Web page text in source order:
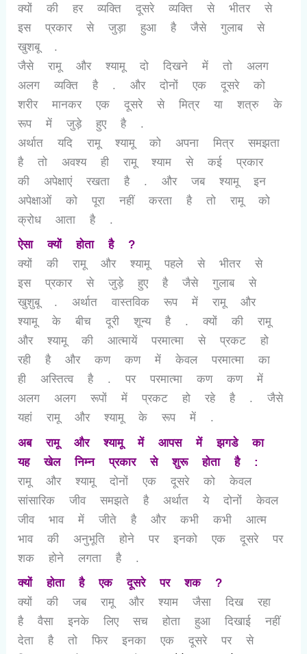
क्यों की हर व्यक्ति दूसरे व्यक्ति से भीतर से
इस प्रकार से जुड़ा हुआ है जैसे गुलाब से
खुशबू .
जैसे रामू और श्यामू दो दिखने में तो अलग
अलग व्यक्ति है . और दोनों एक दूसरे को
शरीर मानकर एक दूसरे से मित्र या शत्रु के
रूप में जुड़े हुए है .
अर्थात यदि रामू श्यामू को अपना मित्र समझता
है तो अवश्य ही रामू श्याम से कई प्रकार
की अपेक्षाएं रखता है . और जब श्यामू इन
अपेक्षाओं को पूरा नहीं करता है तो रामू को
क्रोध आता है .
ऐसा क्यों होता है ?
क्यों की रामू और श्यामू पहले से भीतर से
इस प्रकार से जुड़े हुए है जैसे गुलाब से
खुशुबू . अर्थात वास्तविक रूप में रामू और
श्यामू के बीच दूरी शून्य है . क्यों की रामू
और श्यामू की आत्मायें परमात्मा से प्रकट हो
रही है और कण कण में केवल परमात्मा का
ही अस्तित्व है . पर परमात्मा कण कण में
अलग अलग रूपों में प्रकट हो रहे है . जैसे
यहां रामू और श्यामू के रूप में .
अब रामू और श्यामू में आपस में झगडे का
यह खेल निम्न प्रकार से शुरू होता है :
रामू और श्यामू दोनों एक दूसरे को केवल
सांसारिक जीव समझते है अर्थात ये दोनों केवल
जीव भाव में जीते है और कभी कभी आत्म
भाव की अनुभूति होने पर इनको एक दूसरे पर
शक होने लगता है .
क्यों होता है एक दूसरे पर शक ?
क्यों की जब रामू और श्याम जैसा दिख रहा
है वैसा इनके लिए सच होता हुआ दिखाई नहीं
देता है तो फिर इनका एक दूसरे पर से